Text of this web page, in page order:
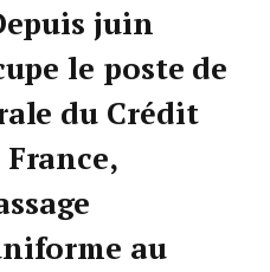
juin
le poste de
du Crédit
au